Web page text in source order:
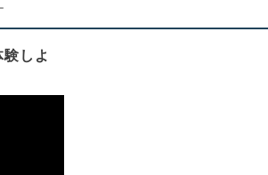
しよ